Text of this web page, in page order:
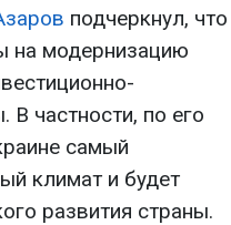
подчеркнул, что
на модернизацию
В частности, по его
самый
климат и будет
развития страны.